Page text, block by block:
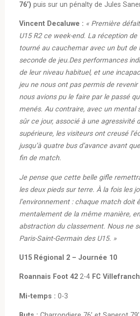
76’) puis sur un pénalty de Jules
Vincent Decaluwe : « Première
U15 R2 ce week-end. La réception de
tourné au cauchemar avec un but de
seconde de jeu.Des performances
de leur niveau habituel, et une
jeu ne nous ont pas permis de
nous avions pu le faire par le passé
menés. Au contraire, avec un mental
sûr ce jour, associé à une agressivité
supérieure, les visiteurs ont creusé
jusqu’à quatre bus d’avance avant
fin de match.
Je pense que cette belle gifle
les deux pieds sur terre. À la fois les
l’environnement : chaque match doit
mentalement de la même manière,
abstraction du classement. Nous ne
Paris-Saint-Germain des U15. »
U15 Régional 2 – Journée 10
Roannais Foot 422-4 FC
Mi-temps : 0-3